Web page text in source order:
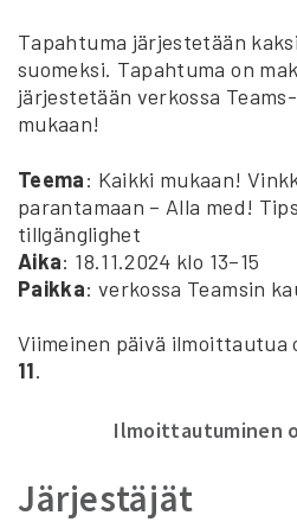
Tapahtuma järjestetään
suomeksi. Tapahtuma on
järjestetään verkossa
mukaan!
Teema: Kaikki mukaan!
parantamaan – Alla med!
tillgänglighet
Aika: 18.11.2024 klo 13–15
Paikka: verkossa Teamsin
Viimeinen päivä ilmoittautua
11.
Ilmoittautuminen
Järjestäjät